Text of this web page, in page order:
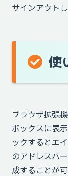
サインアウト
使
ブラウザ拡張
ボックスに表
ックするとエ
のアドレスバ
成することが可